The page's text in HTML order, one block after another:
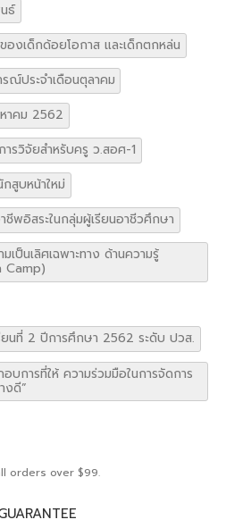
ธ์
องเด็กด้อยโอกาส และเด็กตกหล่น
รณ์ประจำเดือนตุลาคม
าคม 2562
ารวิจัยสำหรับครู ว.สอศ-1
สูบหน้าใหม่
ชีพอิสระในกลุ่มผู้เรียนอาชีวศึกษา
ป็นเลิศเฉพาะทาง ด้านความรู้
Camp)
ยนที่ 2 ปีการศึกษา 2562 ระดับ ปวส.
บการที่ให้ ความร่วมมือในการจัดการ
งดี”
orders over $99.